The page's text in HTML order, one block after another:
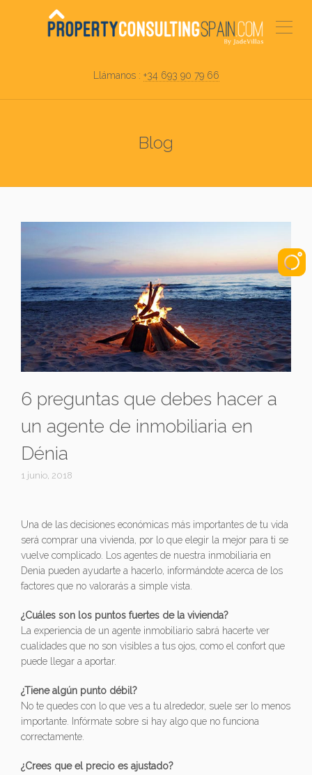
Llámanos : +34 693 90 79 66
Blog
6 preguntas que debes hacer a
un agente de inmobiliaria en
Dénia
1 junio, 2018
Una de las decisiones económicas más importantes de tu vida
será comprar una vivienda, por lo que elegir la mejor para ti se
vuelve complicado. Los agentes de nuestra inmobiliaria en
Denia pueden ayudarte a hacerlo, informándote acerca de los
factores que no valorarás a simple vista.
¿Cuáles son los puntos fuertes de la vivienda?
La experiencia de un agente inmobiliario sabrá hacerte ver
cualidades que no son visibles a tus ojos, como el confort que
puede llegar a aportar.
¿Tiene algún punto débil?
No te quedes con lo que ves a tu alrededor, suele ser lo menos
importante. Infórmate sobre si hay algo que no funciona
correctamente.
¿Crees que el precio es ajustado?